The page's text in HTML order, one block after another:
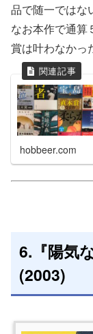
品で随一ではな
なお本作で通算
賞は叶わなかっ
hobbeer.com
6.『陽気
(2003)